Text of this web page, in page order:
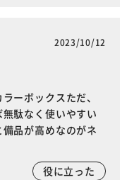
2023/10/12
ーボックスただ、
駄なく使いやすい
品が高めなのがネ
役に立った